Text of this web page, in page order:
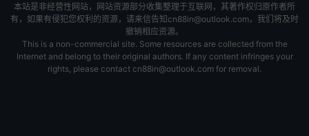
本站是非经营性网站，网站资源部分收集整理于互联网，其著作权归原作者所
有，如果有侵犯您权利的资源，请来信告知cn88in@outlook.com，我们将及时
撤销相应资源。
This is a non-commercial site. Some resources are collected from the
Internet and belong to their original authors. If any content infringes your
rights, please contact cn88in@outlook.com for removal.